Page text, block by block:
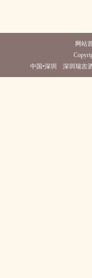
网站
中国•深圳 深圳瑞吉酒